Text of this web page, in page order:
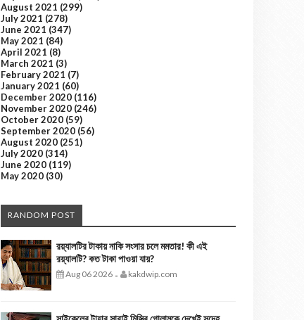
August 2021 (299)
July 2021 (278)
June 2021 (347)
May 2021 (84)
April 2021 (8)
March 2021 (3)
February 2021 (7)
January 2021 (60)
December 2020 (116)
November 2020 (246)
October 2020 (59)
September 2020 (56)
August 2020 (251)
July 2020 (314)
June 2020 (119)
May 2020 (30)
RANDOM POST
রয়্যালটির টাকায় নাকি সংসার চলে মমতার! কী এই
রয়্যালটি? কত টাকা পাওয়া যায়?
Aug 06 2026 - kakdwip.com